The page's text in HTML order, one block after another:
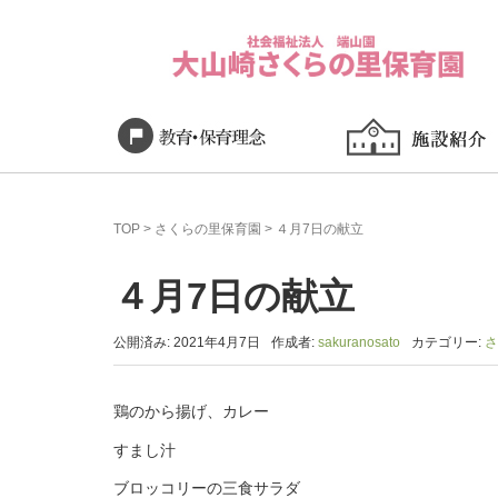
TOP > さくらの里保育園 > ４月7日の献立
４月7日の献立
公開済み: 2021年4月7日 作成者: sakuranosato カテゴリー:
鶏のから揚げ、カレー
すまし汁
ブロッコリーの三食サラダ